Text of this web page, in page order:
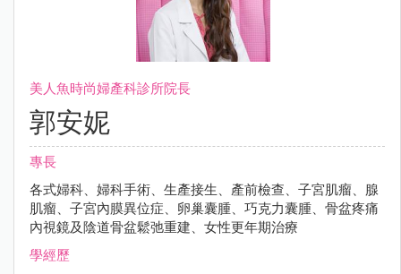
美人魚時尚婦產科診所院長
郭安妮
專長
各式婦科、婦科手術、生產接生、產前檢查、子宮肌瘤、腺
肌瘤、子宮內膜異位症、卵巢囊腫、巧克力囊腫、骨盆疼痛
內視鏡及陰道骨盆鬆弛重建、女性更年期治療
學經歷